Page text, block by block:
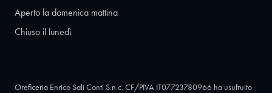
Aperto la domenica mattina
Chiuso il lunedì
Oreficeria Enrico Sali Conti S.n.c. CF/PIVA IT07723780966 ha usufruito